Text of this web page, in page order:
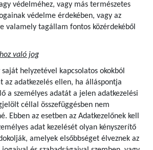
védelméhez, vagy más természetes
védelme érdekében, vagy az
valamely tagállam fontos közérdekéből
való jog
helyzetével kapcsolatos okokból
az adatkezelés ellen, ha álláspontja
a személyes adatát a jelen adatkezelési
céllal összefüggésben nem
Ebben az esetben az Adatkezelőnek kell
adat kezelését olyan kényszerítő
amelyek elsőbbséget élveznek az